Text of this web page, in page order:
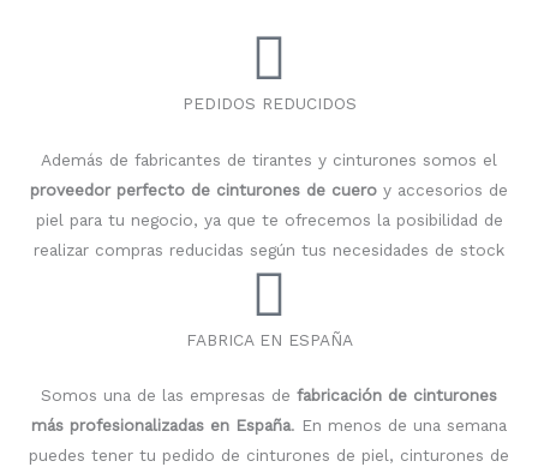
PEDIDOS REDUCIDOS
Además de fabricantes de tirantes y cinturones somos el
proveedor perfecto de cinturones de cuero y accesorios de
piel para tu negocio, ya que te ofrecemos la posibilidad de
realizar compras reducidas según tus necesidades de stock
FABRICA EN ESPAÑA
Somos una de las empresas de fabricación de cinturones
más profesionalizadas en España. En menos de una semana
puedes tener tu pedido de cinturones de piel, cinturones de